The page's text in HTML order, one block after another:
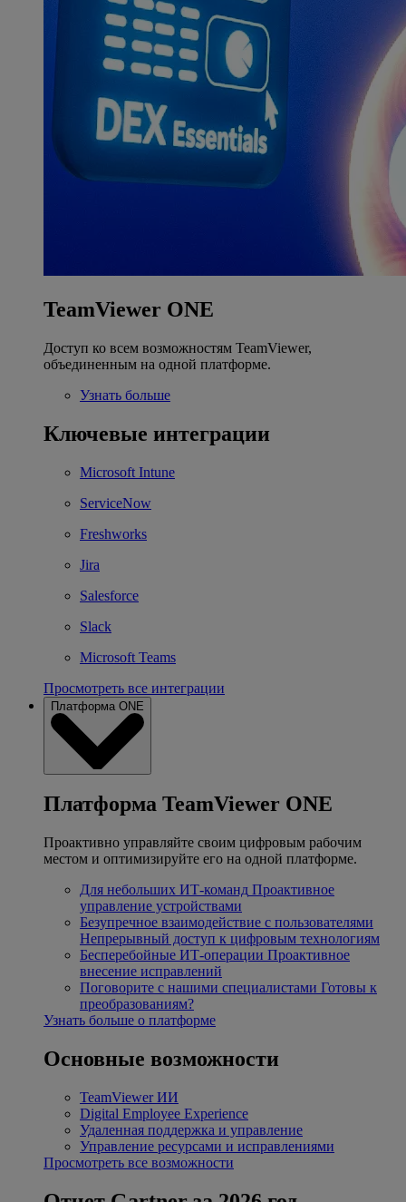
TeamViewer ONE
Доступ ко всем возможностям TeamViewer,
объединенным на одной платформе.
Узнать больше
Ключевые интеграции
Microsoft Intune
ServiceNow
Freshworks
Jira
Salesforce
Slack
Microsoft Teams
Просмотреть все интеграции
Платформа ONE
Платформа TeamViewer ONE
Проактивно управляйте своим цифровым рабочим
местом и оптимизируйте его на одной платформе.
Для небольших ИТ-команд Проактивное
управление устройствами
Безупречное взаимодействие с пользователями
Непрерывный доступ к цифровым технологиям
Бесперебойные ИТ-операции Проактивное
внесение исправлений
Поговорите с нашими специалистами Готовы к
преобразованиям?
Узнать больше о платформе
Основные возможности
TeamViewer ИИ
Digital Employee Experience
Удаленная поддержка и управление
Управление ресурсами и исправлениями
Просмотреть все возможности